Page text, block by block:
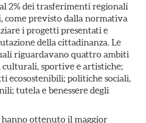
2% dei trasferimenti regionali
come previsto dalla normativa
i progetti presentati e
della cittadinanza. Le
riguardavano quattro ambiti
sportive e artistiche;
ecosostenibili; politiche sociali,
tutela e benessere degli
ottenuto il maggior